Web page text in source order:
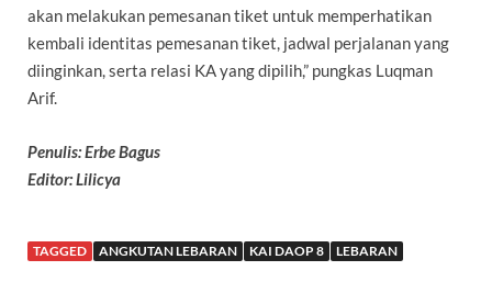
akan melakukan pemesanan tiket untuk memperhatikan
kembali identitas pemesanan tiket, jadwal perjalanan yang
diinginkan, serta relasi KA yang dipilih,” pungkas Luqman
Arif.
Penulis: Erbe Bagus
Editor: Lilicya
TAGGED ANGKUTAN LEBARAN KAI DAOP 8 LEBARAN